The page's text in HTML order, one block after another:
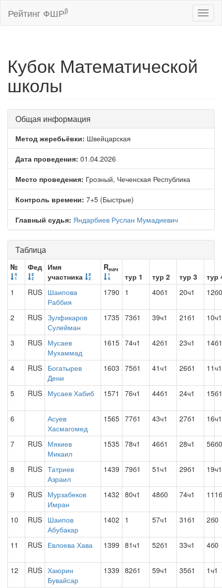
Рейтинг ФШРβ
Кубок Математической
школы
Общая информация
Метод жеребьёвки: Швейцарская
Дата проведения: 01.04.2026
Место проведения: Грозный, Чеченская Республика
Контроль времени: 7+5 (Быстрые)
Главный судья: Яндарбиев Руслан Мумадиевич
Таблица
№ Фед Имя
участника
Rнач
тур 1 тур 2 тур 3
тур
1
RUS Шаипова
Раббия
1790 1 40б1 20ч1 12б0
2 RUS Зулфикаров
Сулейман
1735 73б1 39ч1 21б1 10ч1
3 RUS Мусаев
Мухаммад
1615 74ч1 42б1 23ч1 14б1
4 RUS Богатырев
Дени
1603 75б1 41ч1 26б1 11ч1
5 RUS Мусаев Хабиб 1571 76ч1 44б1 24ч1 15б1
6
Асуев
Хасмагомед
1565 77б1 43ч1 27б1 16ч1
7 RUS Мякиев
Микаил
1535 78ч1 46б1 28ч1 56б0
8 RUS Татриев
Азраил
1439 79б1 51ч1 29б1 19ч1
9 RUS Мурзабеков
Имран
1432 80ч1 48б0 74ч1
10 RUS Шаипов
Абубакар
1402 1 57ч1 31б1 2б0
11 RUS Евлоева Хава 1399 81ч1 52б1 33ч1 4б0
12 RUS Хаюрин
Бувайсар
1339 82б1 59ч1 35б1 1ч1